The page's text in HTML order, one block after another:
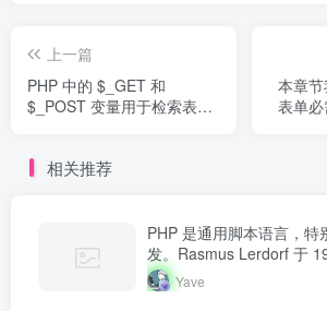
上一篇
PHP 中的 $_GET 和
$_POST 变量用于检索表单
本章
表单必
相关推荐
PHP 是通用脚本语言，特
发。Rasmus Lerdorf 于
最初用于追踪个人简历访
动…
Yave